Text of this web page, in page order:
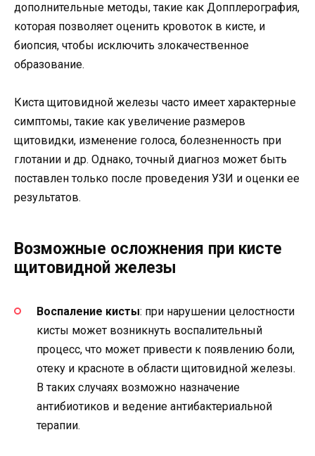
дополнительные методы, такие как Допплерография,
которая позволяет оценить кровоток в кисте, и
биопсия, чтобы исключить злокачественное
образование.
Киста щитовидной железы часто имеет характерные
симптомы, такие как увеличение размеров
щитовидки, изменение голоса, болезненность при
глотании и др. Однако, точный диагноз может быть
поставлен только после проведения УЗИ и оценки ее
результатов.
Возможные осложнения при кисте
щитовидной железы
Воспаление кисты: при нарушении целостности
кисты может возникнуть воспалительный
процесс, что может привести к появлению боли,
отеку и красноте в области щитовидной железы.
В таких случаях возможно назначение
антибиотиков и ведение антибактериальной
терапии.